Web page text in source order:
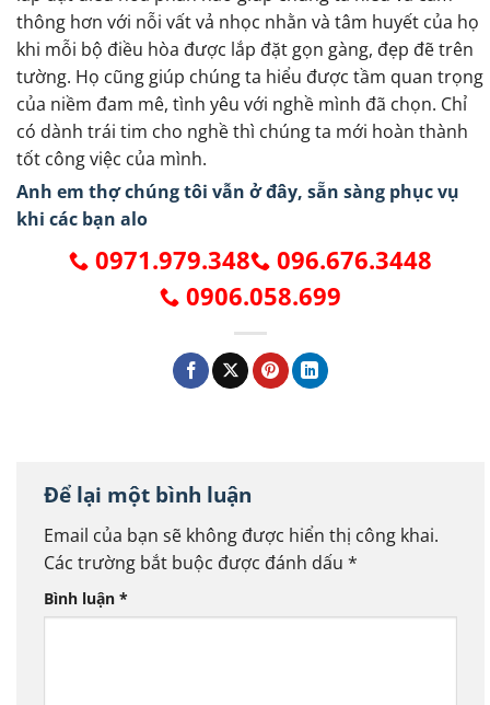
thông hơn với nỗi vất vả nhọc nhằn và tâm huyết của họ
khi mỗi bộ điều hòa được lắp đặt gọn gàng, đẹp đẽ trên
tường. Họ cũng giúp chúng ta hiểu được tầm quan trọng
của niềm đam mê, tình yêu với nghề mình đã chọn. Chỉ
có dành trái tim cho nghề thì chúng ta mới hoàn thành
tốt công việc của mình.
Anh em thợ chúng tôi vẫn ở đây, sẵn sàng phục vụ
khi các bạn alo
0971.979.348
096.676.3448
0906.058.699
Để lại một bình luận
Email của bạn sẽ không được hiển thị công khai.
Các trường bắt buộc được đánh dấu *
Bình luận *